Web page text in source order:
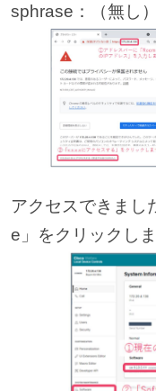
sphrase：（無し
アクセスできまし
e」をクリックしま